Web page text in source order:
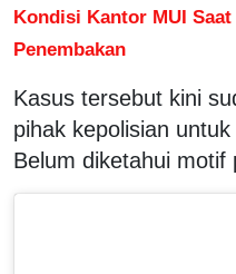
Kondisi Kantor MUI
Penembakan
Kasus tersebut kini
pihak kepolisian
Belum diketahui motif